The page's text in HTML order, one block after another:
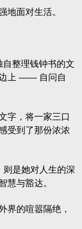
地面对生活。
自整理钱钟书的文
边上 —— 自问自
字，将一家三口
受到了那份浓浓
是她对人生的深
慧与豁达。
界的喧嚣隔绝，